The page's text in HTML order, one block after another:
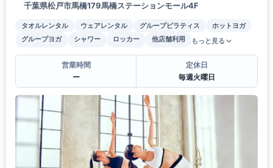
千葉県松戸市馬橋179馬橋ステーションモール4F
タオルレンタル ウェアレンタル グループピラティス
ホットヨガ
グループヨガ
シャワー ロッカー 他店舗利用 もっと見る
営業時間
ー
定休日
毎週火曜日